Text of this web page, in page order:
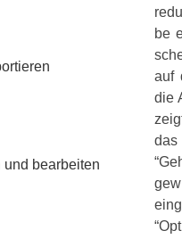
und bearbeiten
be
auf
die